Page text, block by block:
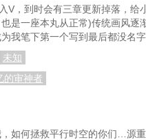
V，到时会有三章更新掉落，
是一座本丸从正常)传统画风
我笔下第一个写到最后都没名
未知
的审神者
如何拯救平行时空的你们…源